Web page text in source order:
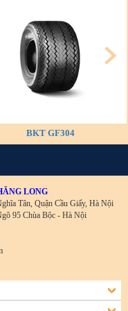
BKT GF304
LONG
Tân, Quận Cầu Giấy, Hà Nội
95 Chùa Bộc - Hà Nội